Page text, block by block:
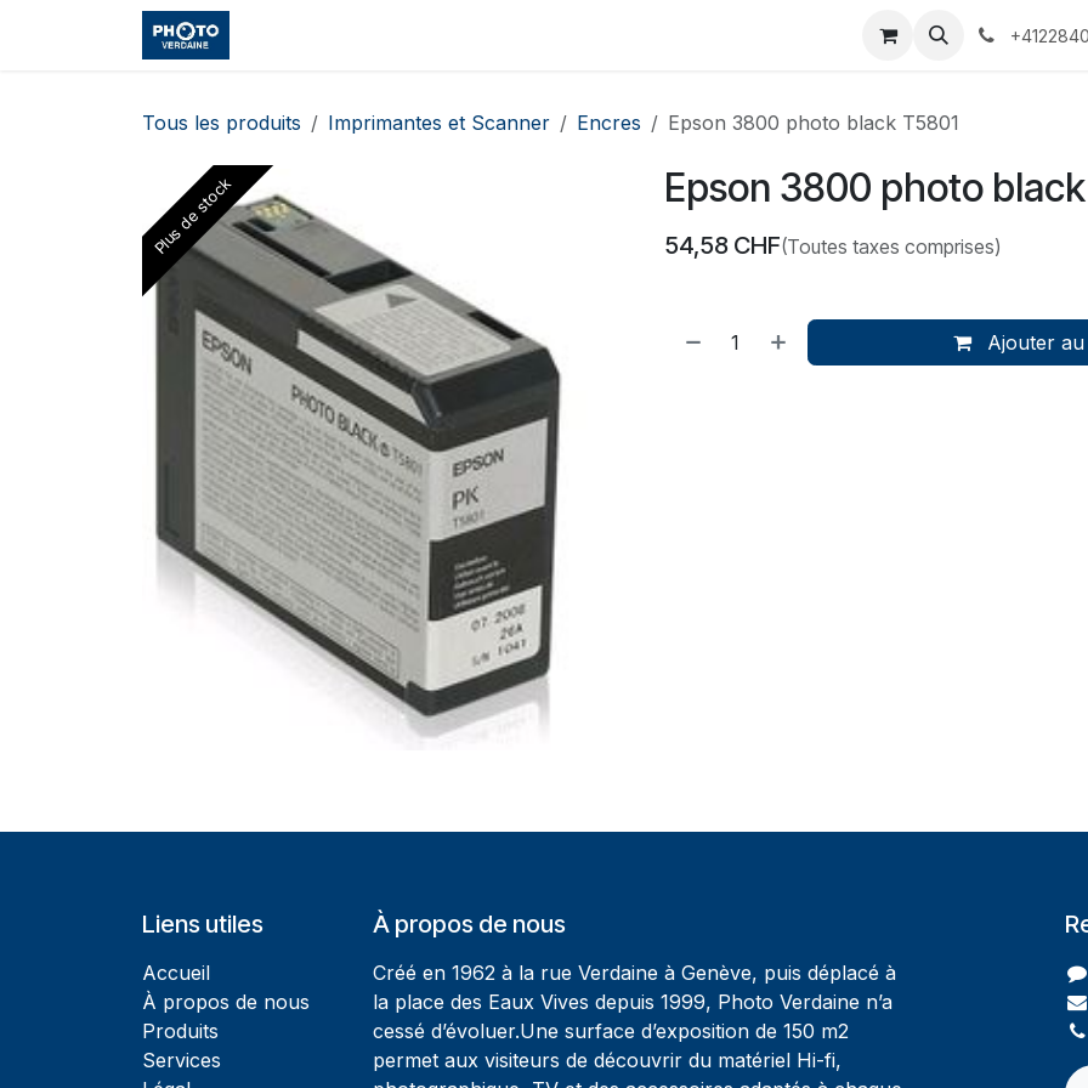
Se rendre au contenu
Événements Services
Tous les produits Imprimantes et Scanner Encres Epson 3800 photo black T5801
Plus de stock Epson 3800 photo
54,58CHF(Toutes taxes comprises)
Ajouter
Liens utiles
Accueil
À propos de nous
Produits
Services
À propos de nous
Créé en 1962 à la rue Verdaine à Genève, puis déplacé à
la place des Eaux Vives depuis 1999, Photo Verdaine n’a
cessé d’évoluer.Une surface d’exposition de 150 m2
permet aux visiteurs de découvrir du matériel Hi-fi,